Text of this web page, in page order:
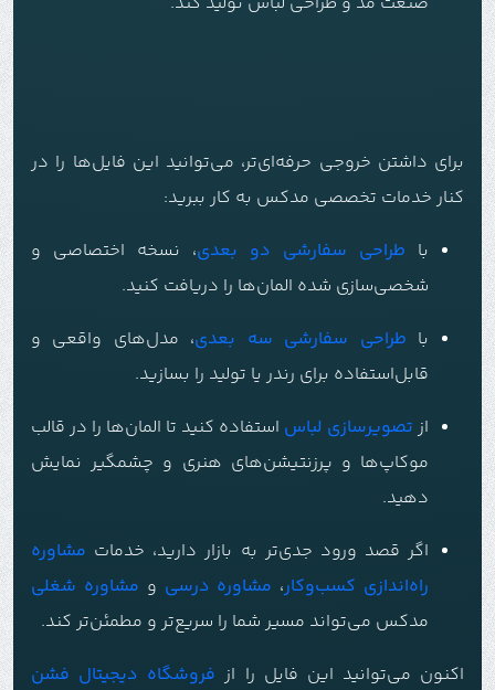
برای داشتن خروجی حرفه‌ای‌تر، می‌توانید این فایل‌ها را در
کنار خدمات تخصصی مدکس به کار ببرید:
با طراحی سفارشی دو بعدی، نسخه اختصاصی و
شخصی‌سازی شده المان‌ها را دریافت کنید.
با طراحی سفارشی سه بعدی، مدل‌های واقعی و
قابل‌استفاده برای رندر یا تولید را بسازید.
از تصویرسازی لباس استفاده کنید تا المان‌ها را در قالب
موکاپ‌ها و پرزنتیشن‌های هنری و چشمگیر نمایش
دهید.
اگر قصد ورود جدی‌تر به بازار دارید، خدمات مشاوره
راه‌اندازی کسب‌وکار، مشاوره درسی و مشاوره شغلی
مدکس می‌تواند مسیر شما را سریع‌تر و مطمئن‌تر کند.
اکنون می‌توانید این فایل را از فروشگاه دیجیتال فشن